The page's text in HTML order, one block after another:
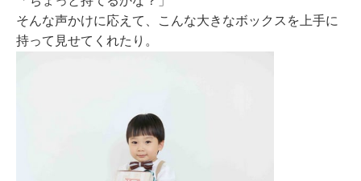
そんな声かけに応えて、こんな大きなボックスを上手に
持って見せてくれたり。